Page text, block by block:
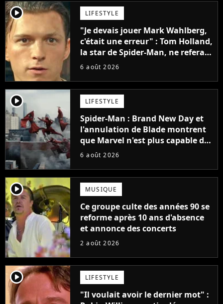
player2 LIFESTYLE
"Je devais jouer Mark Wahlberg,
c'était une erreur" : Tom Holland,
la star de Spider-Man, ne referait
pas ce blockbuster
6 août 2026
player2 LIFESTYLE
Spider-Man : Brand New Day et
l'annulation de Blade montrent
que Marvel n'est plus capable de
faire quoi que ce soit de simple
6 août 2026
player2 MUSIQUE
Ce groupe culte des années 90 se
reforme après 10 ans d'absence
et annonce des concerts
2 août 2026
player2 LIFESTYLE
"Il voulait avoir le dernier mot" :